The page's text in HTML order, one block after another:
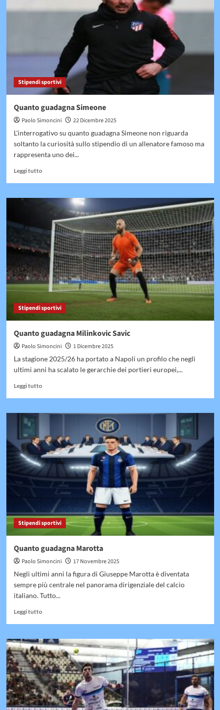
Stipendi sportivi
Quanto guadagna Simeone
Paolo Simoncini
22 Dicembre 2025
L'interrogativo su quanto guadagna Simeone non riguarda
soltanto la curiosità sullo stipendio di un allenatore famoso ma
rappresenta uno dei...
Leggi tuttoLeggi
su
Quanto
guadagna
Simeone
Stipendi sportivi
Quanto guadagna Milinkovic Savic
Paolo Simoncini
1 Dicembre 2025
La stagione 2025/26 ha portato a Napoli un profilo che negli
ultimi anni ha scalato le gerarchie dei portieri europei,...
Leggi tuttoLeggi
su
Milinkovic
Savic
Stipendi sportivi
Quanto guadagna Marotta
Paolo Simoncini
17 Novembre 2025
Negli ultimi anni la figura di Giuseppe Marotta è diventata
sempre più centrale nel panorama dirigenziale del calcio
italiano. Tutto...
Leggi tuttoLeggi
su
Quanto
guadagna
Marotta